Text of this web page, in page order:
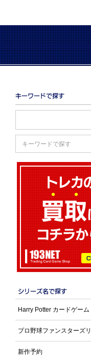
Harry Potter カードゲーム
プロ野球ファンスターズ
新作予約